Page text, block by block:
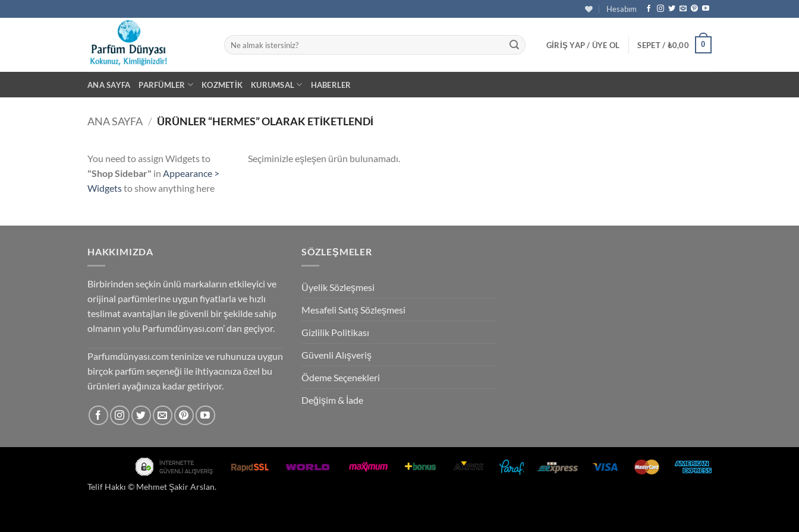
atla
Hesabım
Ara:
GIRIŞ YAP / ÜYE OL SEPET / ₺0,00 0
ANA SAYFA PARFÜMLER KOZMETIK KURUMSAL HABERLER
ANA SAYFA / ÜRÜNLER “HERMES” OLARAK ETIKETLENDI
You need to assign Widgets to
"Shop Sidebar" in Appearance >
Widgetsto show anything here
Seçiminizle eşleşen ürün bulunamadı.
HAKKIMIZDA
Birbirinden seçkin ünlü markaların etkileyici ve
orijinal parfümlerine uygun fiyatlarla ve hızlı
teslimat avantajları ile güvenli bir şekilde sahip
olmanın yolu Parfumdünyası.com’ dan geçiyor.
Parfumdünyası.com teninize ve ruhunuza uygun
birçok parfüm seçeneği ile ihtiyacınıza özel bu
ürünleri ayağınıza kadar getiriyor.
SÖZLEŞMELER
Üyelik Sözleşmesi
Mesafeli Satış Sözleşmesi
Gizlilik Politikası
Güvenli Alışveriş
Ödeme Seçenekleri
Değişim & İade
Telif Hakkı © Mehmet Şakir Arslan.